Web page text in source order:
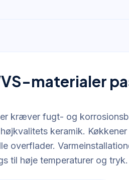
materialer
kræver fugt- og
keramik.
overflader.
til høje temperaturer og tryk.